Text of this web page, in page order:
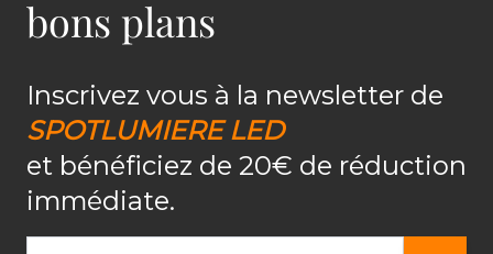
bons plans
Inscrivez vous à la newsletter de
SPOTLUMIERE LED
et bénéficiez de 20€ de réduction
immédiate.